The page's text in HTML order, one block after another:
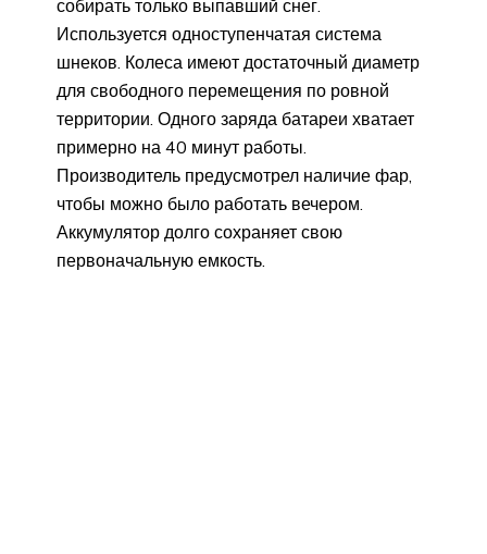
собирать только выпавший снег.
Используется одноступенчатая система
шнеков. Колеса имеют достаточный диаметр
для свободного перемещения по ровной
территории. Одного заряда батареи хватает
примерно на 40 минут работы.
Производитель предусмотрел наличие фар,
чтобы можно было работать вечером.
Аккумулятор долго сохраняет свою
первоначальную емкость.